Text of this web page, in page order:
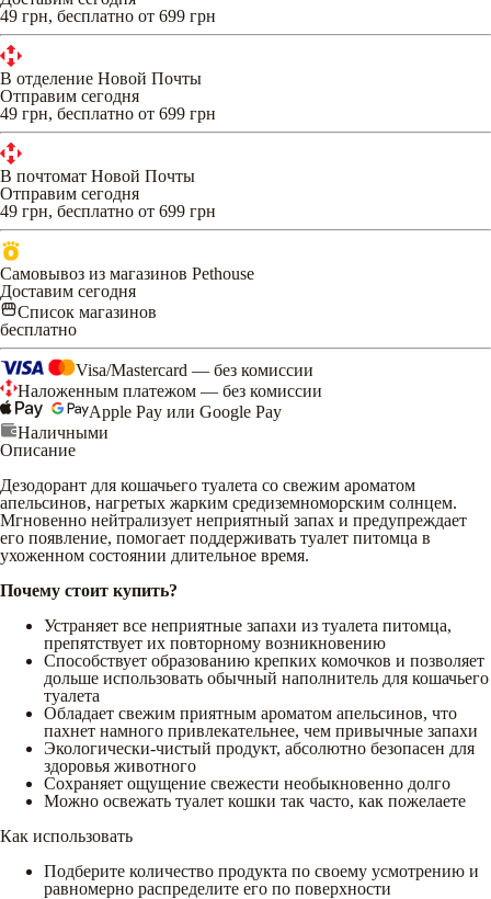
49 грн, бесплатно от 699 грн
В отделение Новой Почты
Отправим сегодня
49 грн, бесплатно от 699 грн
В почтомат Новой Почты
Отправим сегодня
49 грн, бесплатно от 699 грн
Самовывоз из магазинов Pethouse
Доставим сегодня
Список магазинов
бесплатно
Visa/Mastercard — без комиссии
Наложенным платежом — без комиссии
Apple Pay или Google Pay
Наличными
Описание
Дезодорант для кошачьего туалета со свежим ароматом
апельсинов, нагретых жарким средиземноморским солнцем.
Мгновенно нейтрализует неприятный запах и предупреждает
его появление, помогает поддерживать туалет питомца в
ухоженном состоянии длительное время.
Почему стоит купить?
Устраняет все неприятные запахи из туалета питомца,
препятствует их повторному возникновению
Способствует образованию крепких комочков и позволяет
дольше использовать обычный наполнитель для кошачьего
туалета
Обладает свежим приятным ароматом апельсинов, что
пахнет намного привлекательнее, чем привычные запахи
Экологически-чистый продукт, абсолютно безопасен для
здоровья животного
Сохраняет ощущение свежести необыкновенно долго
Можно освежать туалет кошки так часто, как пожелаете
Как использовать
Подберите количество продукта по своему усмотрению и
равномерно распределите его по поверхности